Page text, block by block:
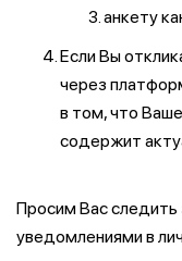
анкету
Если Вы
через
в том, что
содержит
Просим Вас
уведомлениями в